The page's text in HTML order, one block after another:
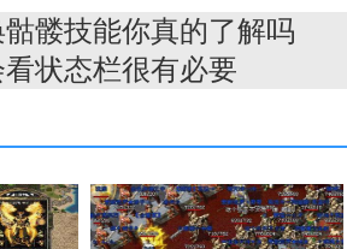
髅技能你真的了解吗
状态栏很有必要